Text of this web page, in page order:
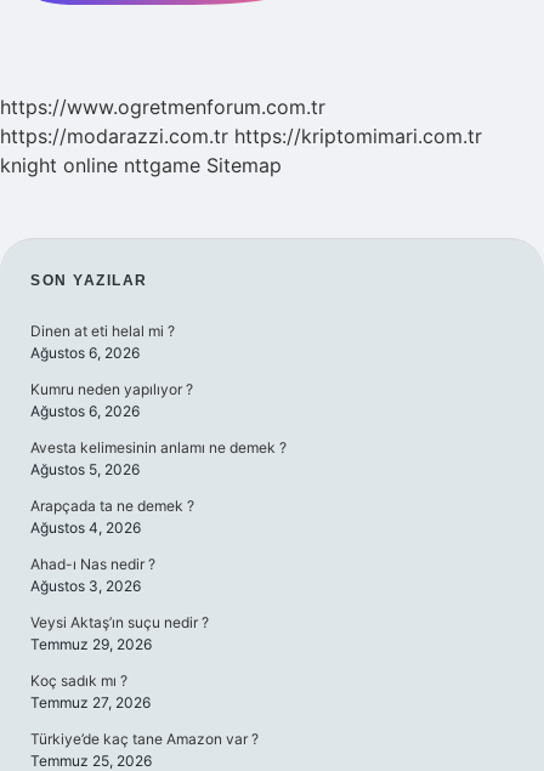
https://www.ogretmenforum.com.tr
https://modarazzi.com.tr https://kriptomimari.com.tr
knight online nttgame Sitemap
SIDEBAR
SON YAZILAR
Dinen at eti helal mi ?
Ağustos 6, 2026
Kumru neden yapılıyor ?
Ağustos 6, 2026
Avesta kelimesinin anlamı ne demek ?
Ağustos 5, 2026
Arapçada ta ne demek ?
Ağustos 4, 2026
Ahad-ı Nas nedir ?
Ağustos 3, 2026
Veysi Aktaş’ın suçu nedir ?
Temmuz 29, 2026
Koç sadık mı ?
Temmuz 27, 2026
Türkiye’de kaç tane Amazon var ?
Temmuz 25, 2026